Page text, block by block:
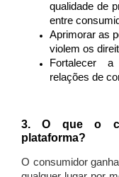
qualidade de
entre
Aprimorar as
violem os
Fortalecer
relações de
3. O que o
plataforma?
O consumidor